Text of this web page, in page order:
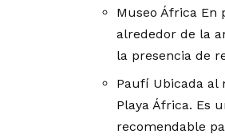
Museo África En
alrededor de la
la presencia de
Paufí Ubicada al
Playa África. Es
recomendable